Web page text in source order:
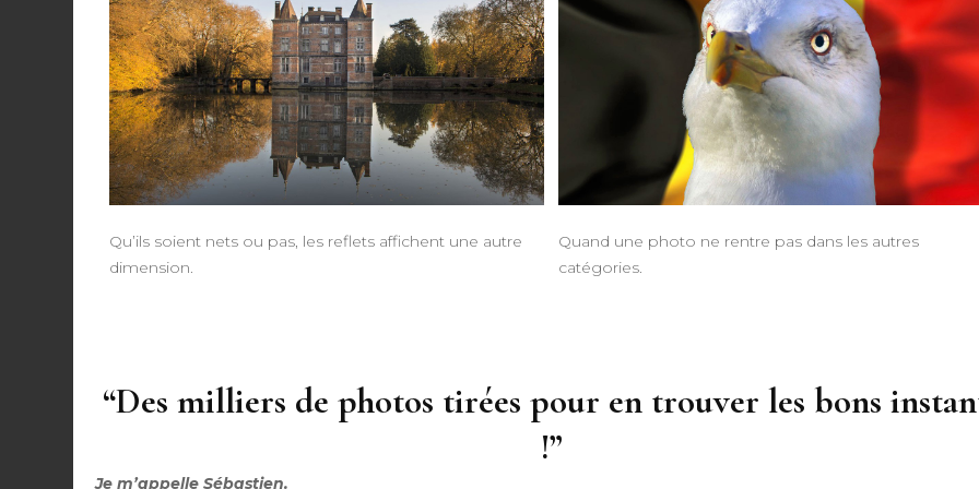
Qu’ils soient nets ou pas, les reflets affichent une autre
dimension.
Quand une photo ne rentre pas dans les autres
catégories.
“Des milliers de photos tirées pour en trouver les bons
!”
Je m’appelle Sébastien.